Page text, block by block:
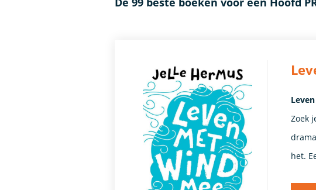
Zoek
het.